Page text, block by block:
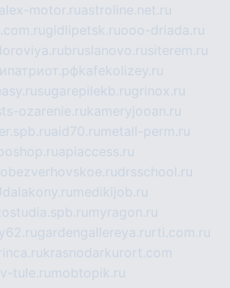
alex-motor.ruastroline.net.ru
gidlipetsk.ruooo-driada.ru
bruslanovo.rusiterem.ru
kafekolizey.ru
sugarepilekb.rugrinox.ru
ozarenie.rukameryjooan.ru
aid70.ru metall-perm.ru
apiaccess.ru
bezverhovskoe.rudrsschool.ru
dalakony.ru medikijob.ru
myragon.ru
gardengallereya.ru rti.com.ru
krasnodarkurort.com
tule.ru mobtopik.ru